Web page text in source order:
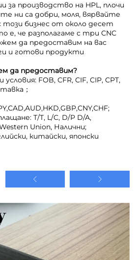
за производство на HPL, плочи
ни са добри, моля, вярвайте
този бизнес от около десет
е, че разполагаме с три CNC
да предоставим на вас
и готови продукти
да предоставим?
FOB, CFR, CIF, CIP, CPT,
；
T/T, L/C, D/P D/A,
Union, Налични;
китайски, японски